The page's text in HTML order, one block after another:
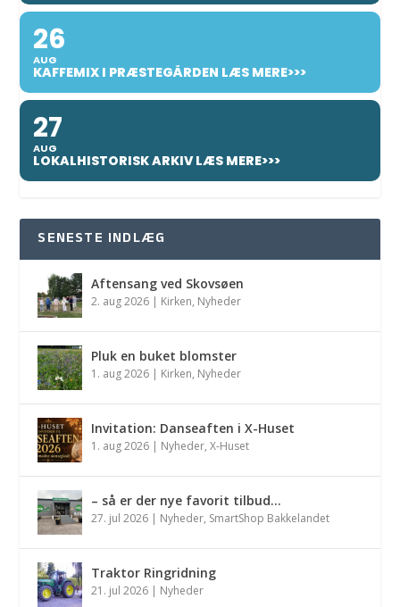
26
AUG
KAFFEMIX I PRÆSTEGÅRDEN LÆS MERE>>>
27
AUG
LOKALHISTORISK ARKIV LÆS MERE>>>
SENESTE INDLÆG
Aftensang ved Skovsøen
2. aug 2026 | Kirken, Nyheder
Pluk en buket blomster
1. aug 2026 | Kirken, Nyheder
Invitation: Danseaften i X-Huset
1. aug 2026 | Nyheder,X-Huset
– så er der nye favorit tilbud…
27. jul 2026 | Nyheder, SmartShop Bakkelandet
Traktor Ringridning
21. jul 2026 | Nyheder